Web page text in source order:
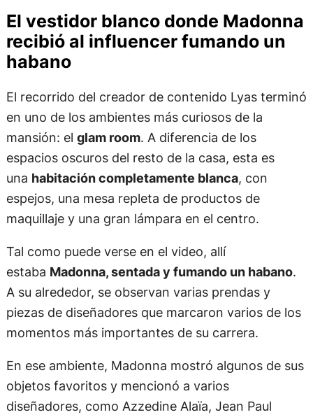
El vestidor blanco donde Madonna
recibió al influencer fumando un
habano
El recorrido del creador de contenido Lyas terminó
en uno de los ambientes más curiosos de la
mansión: el glam room. A diferencia de los
espacios oscuros del resto de la casa, esta es
una habitación completamente blanca, con
espejos, una mesa repleta de productos de
maquillaje y una gran lámpara en el centro.
Tal como puede verse en el video, allí
estaba Madonna, sentada y fumando un habano.
A su alrededor, se observan varias prendas y
piezas de diseñadores que marcaron varios de los
momentos más importantes de su carrera.
En ese ambiente, Madonna mostró algunos de sus
objetos favoritos y mencionó a varios
diseñadores, como Azzedine Alaïa, Jean Paul